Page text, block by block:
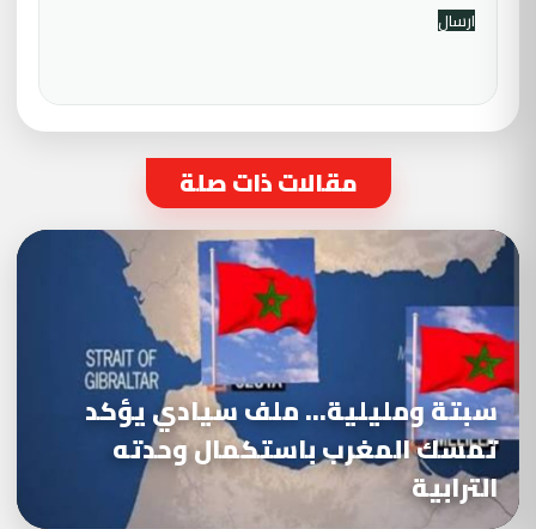
مقالات ذات صلة
سبتة ومليلية… ملف سيادي يؤكد
تمسك المغرب باستكمال وحدته
الترابية